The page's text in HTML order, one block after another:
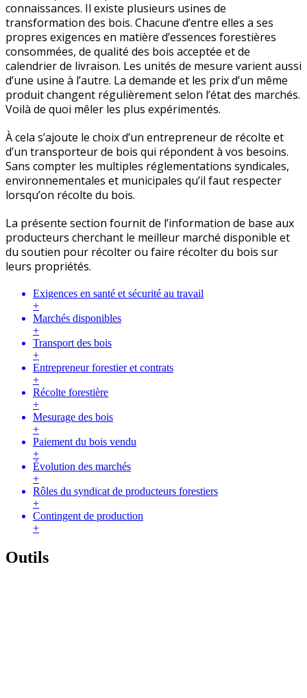
connaissances. Il existe plusieurs usines de
transformation des bois. Chacune d’entre elles a ses
propres exigences en matière d’essences forestières
consommées, de qualité des bois acceptée et de
calendrier de livraison. Les unités de mesure varient aussi
d’une usine à l’autre. La demande et les prix d’un même
produit changent régulièrement selon l’état des marchés.
Voilà de quoi mêler les plus expérimentés.
À cela s’ajoute le choix d’un entrepreneur de récolte et
d’un transporteur de bois qui répondent à vos besoins.
Sans compter les multiples réglementations syndicales,
environnementales et municipales qu’il faut respecter
lorsqu’on récolte du bois.
La présente section fournit de l’information de base aux
producteurs cherchant le meilleur marché disponible et
du soutien pour récolter ou faire récolter du bois sur
leurs propriétés.
Exigences en santé et sécurité au travail
+
Marchés disponibles
+
Transport des bois
+
Entrepreneur forestier et contrats
+
Récolte forestière
+
Mesurage des bois
+
Paiement du bois vendu
+
Évolution des marchés
+
Rôles du syndicat de producteurs forestiers
+
Contingent de production
+
Outils